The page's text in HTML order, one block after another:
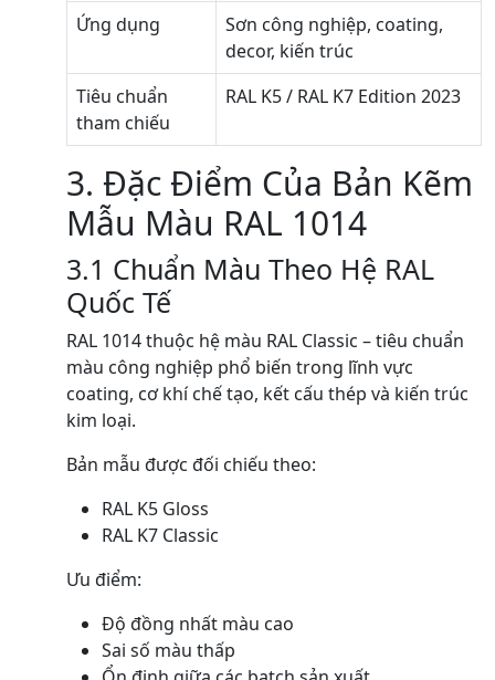
Ứng dụng
Sơn công nghiệp, coating,
decor, kiến trúc
Tiêu chuẩn
tham chiếu
RAL K5 / RAL K7 Edition 2023
3. Đặc Điểm Của Bản Kẽm
Mẫu Màu RAL 1014
3.1 Chuẩn Màu Theo Hệ RAL
Quốc Tế
RAL 1014 thuộc hệ màu RAL Classic – tiêu chuẩn
màu công nghiệp phổ biến trong lĩnh vực
coating, cơ khí chế tạo, kết cấu thép và kiến trúc
kim loại.
Bản mẫu được đối chiếu theo:
RAL K5 Gloss
RAL K7 Classic
Ưu điểm:
Độ đồng nhất màu cao
Sai số màu thấp